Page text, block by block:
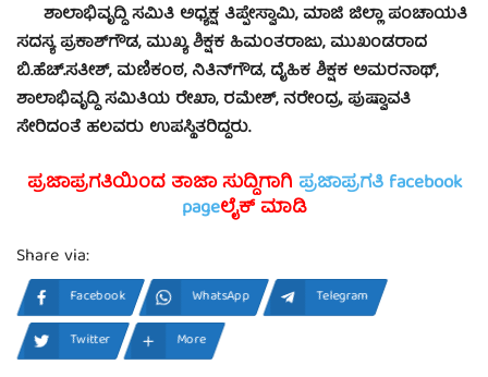
ಶಾಲಾಭಿವೃದ್ಧಿ ಸಮಿತಿ ಅಧ್ಯಕ್ಷ ತಿಪ್ಪೇಸ್ವಾಮಿ, ಮಾಜಿ ಜಿಲ್ಲಾ ಪಂಚಾಯತಿ
ಸದಸ್ಯ ಪ್ರಕಾಶ್‍ಗೌಡ, ಮುಖ್ಯ ಶಿಕ್ಷಕ ಹಿಮಂತರಾಜು, ಮುಖಂಡರಾದ
ಬಿ.ಹೆಚ್.ಸತೀಶ್, ಮಣಿಕಂಠ, ನಿತಿನ್‍ಗೌಡ, ದೈಹಿಕ ಶಿಕ್ಷಕ ಅಮರನಾಥ್,
ಶಾಲಾಭಿವೃದ್ಧಿ ಸಮಿತಿಯ ರೇಖಾ, ರಮೇಶ್, ನರೇಂದ್ರ, ಪುಷ್ವಾವತಿ
ಸೇರಿದಂತೆ ಹಲವರು ಉಪಸ್ಥಿತರಿದ್ದರು.
ಪ್ರಜಾಪ್ರಗತಿಯಿಂದ ತಾಜಾ ಸುದ್ದಿಗಾಗಿ ಪ್ರಜಾಪ್ರಗತಿ facebook
pageಲೈಕ್ ಮಾಡಿ
Share via:
Facebook WhatsApp
Telegram
Twitter
More